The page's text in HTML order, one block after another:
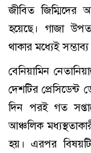
জীবিত জিম্মিদের
হয়েছে। গাজা
থাকার মধ্যেই
বেনিয়ামিন
দেশটির প্রেসিডেন্ট
দিন পরই গত
আঞ্চলিক
হয়। এরপর